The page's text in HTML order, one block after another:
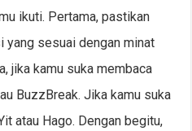
ikuti. Pertama, pastikan
yang sesuai dengan minat
jika kamu suka membaca
BuzzBreak. Jika kamu suka
atau Hago. Dengan begitu,